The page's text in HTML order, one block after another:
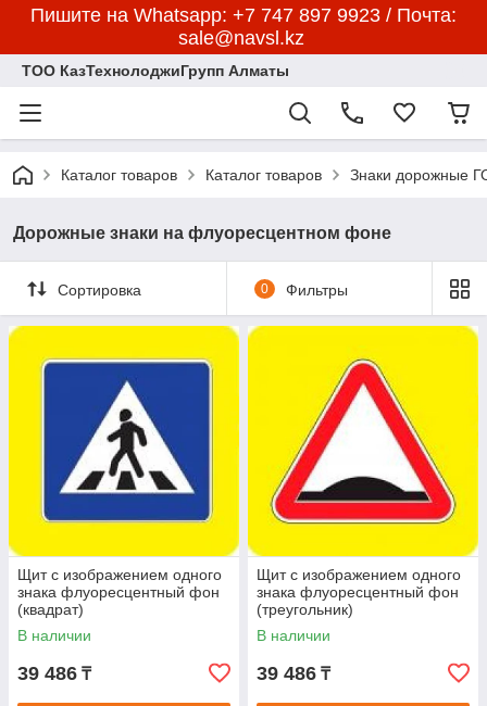
Пишите на Whatsapp: +7 747 897 9923 / Почта:
sale@navsl.kz
ТОО КазТехнолоджиГрупп Алматы
Каталог товаров Каталог товаров Знаки дорожные
Дорожные знаки на флуоресцентном фоне
Сортировка 0 Фильтры
Щит с изображением одного
знака флуоресцентный фон
(квадрат)
В наличии
39 486 ₸
Щит с изображением одного
знака флуоресцентный фон
(треугольник)
В наличии
39 486 ₸